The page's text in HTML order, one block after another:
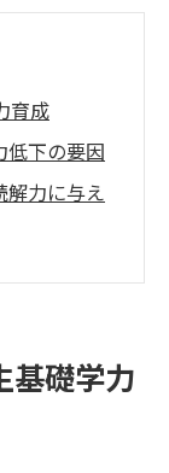
育成
低下の要因
解力に与え
塾の連携策
基礎学力